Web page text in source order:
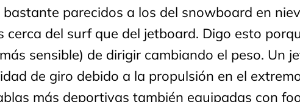
parecidos a los del snowboard en
del surf que del jetboard. Digo esto
sensible) de dirigir cambiando el peso. Un
de giro debido a la propulsión en el
más deportivas también equipadas con